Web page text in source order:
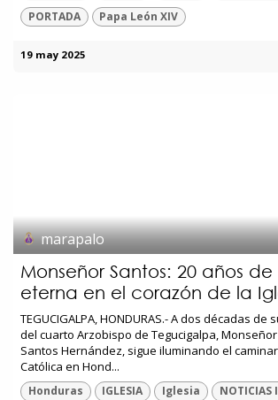
PORTADA
Papa León XIV
19 may 2025
marapalo
Monseñor Santos: 20 años
eterna en el corazón de la
TEGUCIGALPA, HONDURAS.- A dos décadas
del cuarto Arzobispo de Tegucigalpa,
Santos Hernández, sigue iluminando el
Católica en Hond...
Honduras IGLESIA Iglesia
NOTICIAS